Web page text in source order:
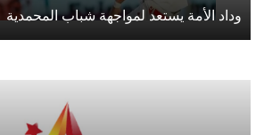
وداد الأمة يستعد لمواجهة شباب المحمدية